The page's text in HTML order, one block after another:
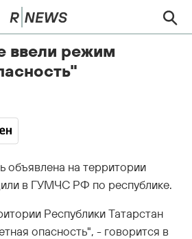
ввели режим
объявлена на территории
в ГУМЧС РФ по республике.
Республики Татарстан
опасность", - говорится в